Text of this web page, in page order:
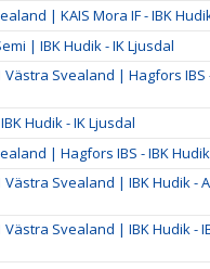
| KAIS Mora IF - IBK
| IBK Hudik - IK Ljusdal
Svealand | Hagfors IBS
Hudik - IK Ljusdal
| Hagfors IBS - IBK Hudik
Västra Svealand | IBK Hudik -
Svealand | IBK Hudik -